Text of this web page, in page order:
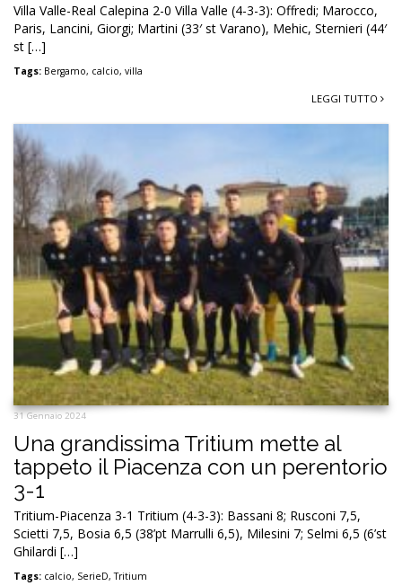
Villa Valle-Real Calepina 2-0 Villa Valle (4-3-3): Offredi; Marocco,
Paris, Lancini, Giorgi; Martini (33′ st Varano), Mehic, Sternieri (44′
st […]
Tags: Bergamo, calcio, villa
LEGGI TUTTO
31 Gennaio 2024
Una grandissima Tritium mette al
tappeto il Piacenza con un perentorio
3-1
Tritium-Piacenza 3-1 Tritium (4-3-3): Bassani 8; Rusconi 7,5,
Scietti 7,5, Bosia 6,5 (38’pt Marrulli 6,5), Milesini 7; Selmi 6,5 (6’st
Ghilardi […]
Tags: calcio, SerieD,Tritium